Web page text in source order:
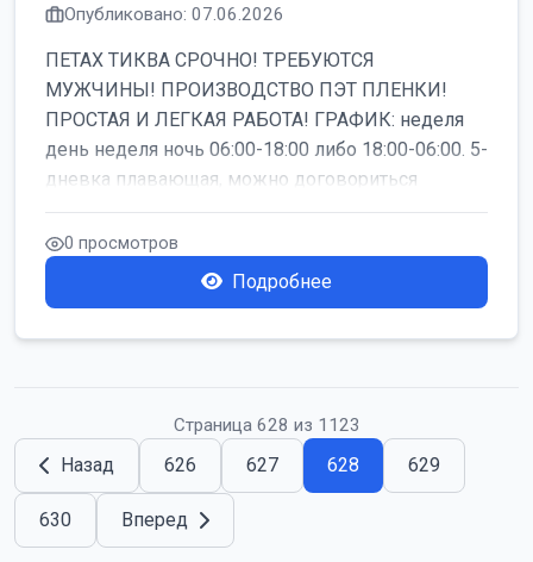
Опубликовано: 07.06.2026
ПЕТАХ ТИКВА СРОЧНО! ТРЕБУЮТСЯ
МУЖЧИНЫ! ПРОИЗВОДСТВО ПЭТ ПЛЕНКИ!
ПРОСТАЯ И ЛЕГКАЯ РАБОТА! ГРАФИК: неделя
день неделя ночь 06:00-18:00 либо 18:00-06:00. 5-
дневка плавающая, можно договориться
работать б...
0 просмотров
Подробнее
Страница 628 из 1123
Назад 626 627 628 629
630 Вперед